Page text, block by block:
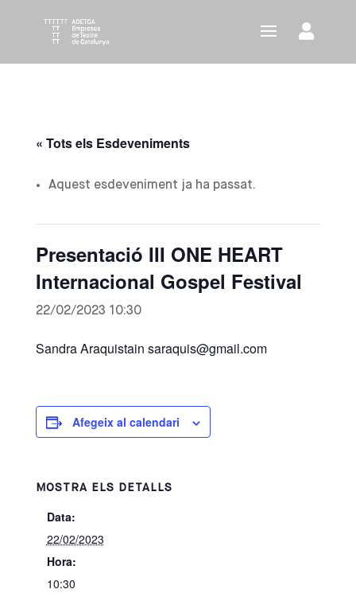
« Tots els Esdeveniments
Aquest esdeveniment ja ha passat.
Presentació III ONE HEART
Internacional Gospel Festival
22/02/2023 10:30
Sandra Araquistain saraquis@gmail.com
Afegeix al calendari
MOSTRA ELS DETALLS
Data:
22/02/2023
Hora:
10:30